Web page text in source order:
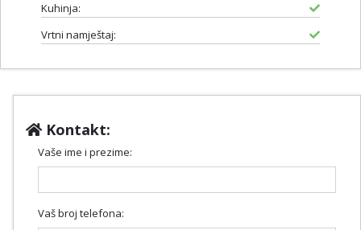
Kuhinja:
Vrtni namještaj:
Kontakt:
Vaše ime i prezime:
Vaš broj telefona: